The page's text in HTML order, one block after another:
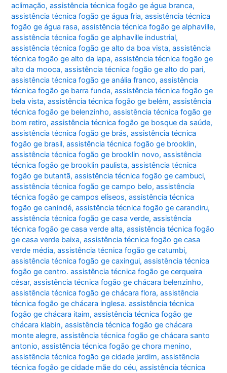
aclimação,assistência técnica fogão ge água branca,
assistência técnica fogão ge água fria,assistência técnica
fogão ge água rasa,assistência técnica fogão ge alphaville,
assistência técnica fogão ge alphaville industrial,
assistência técnica fogão ge alto da boa vista,assistência
técnica fogão ge alto da lapa,assistência técnica fogão ge
alto da mooca,assistência técnica fogão ge alto do pari,
assistência técnica fogão ge anália franco,assistência
técnica fogão ge barra funda,assistência técnica fogão ge
bela vista,assistência técnica fogão ge belém,assistência
técnica fogão ge belenzinho,assistência técnica fogão ge
bom retiro,assistência técnica fogão ge bosque da saúde,
assistência técnica fogão ge brás,assistência técnica
fogão ge brasil,assistência técnica fogão ge brooklin,
assistência técnica fogão ge brooklin novo,assistência
técnica fogão ge brooklin paulista,assistência técnica
fogão ge butantã,assistência técnica fogão ge cambuci,
assistência técnica fogão ge campo belo,assistência
técnica fogão ge campos elíseos,assistência técnica
fogão ge canindé,assistência técnica fogão ge carandiru,
assistência técnica fogão ge casa verde,assistência
técnica fogão ge casa verde alta,assistência técnica fogão
ge casa verde baixa,assistência técnica fogão ge casa
verde média,assistência técnica fogão ge catumbi,
assistência técnica fogão ge caxingui,assistência técnica
fogão ge centro. assistência técnica fogão ge cerqueira
césar,assistência técnica fogão ge chácara belenzinho,
assistência técnica fogão ge chácara flora,assistência
técnica fogão ge chácara inglesa. assistência técnica
fogão ge chácara itaim,assistência técnica fogão ge
chácara klabin,assistência técnica fogão ge chácara
monte alegre,assistência técnica fogão ge chácara santo
antonio,assistência técnica fogão ge chora menino,
assistência técnica fogão ge cidade jardim,assistência
técnica fogão ge cidade mãe do céu,assistência técnica